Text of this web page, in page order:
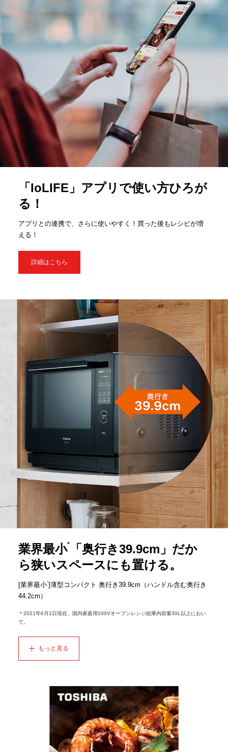
「IoLIFE」アプリで使い方ひろが
る！
アプリとの連携で、さらに使いやすく！買った後もレシピが増
える！
詳細はこちら
業界最小*
「奥行き39.9cm」だか
ら狭いスペースにも置ける。
[業界最小*]薄型コンパクト 奥行き39.9cm（ハンドル含む奥行き
44.2cm）
＊2021年6月1日現在、国内家庭用100Vオーブンレンジ総庫内容量30L以上におい
て。
もっと見る